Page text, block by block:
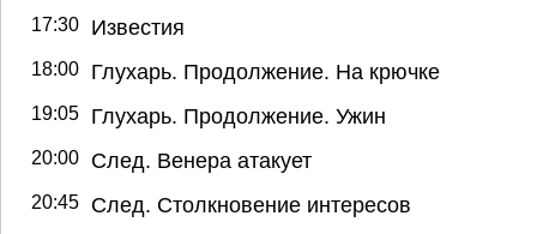
17:30 Известия
18:00 Глухарь. Продолжение. На крючке
19:05 Глухарь. Продолжение. Ужин
20:00 След. Венера атакует
20:45 След. Столкновение интересов